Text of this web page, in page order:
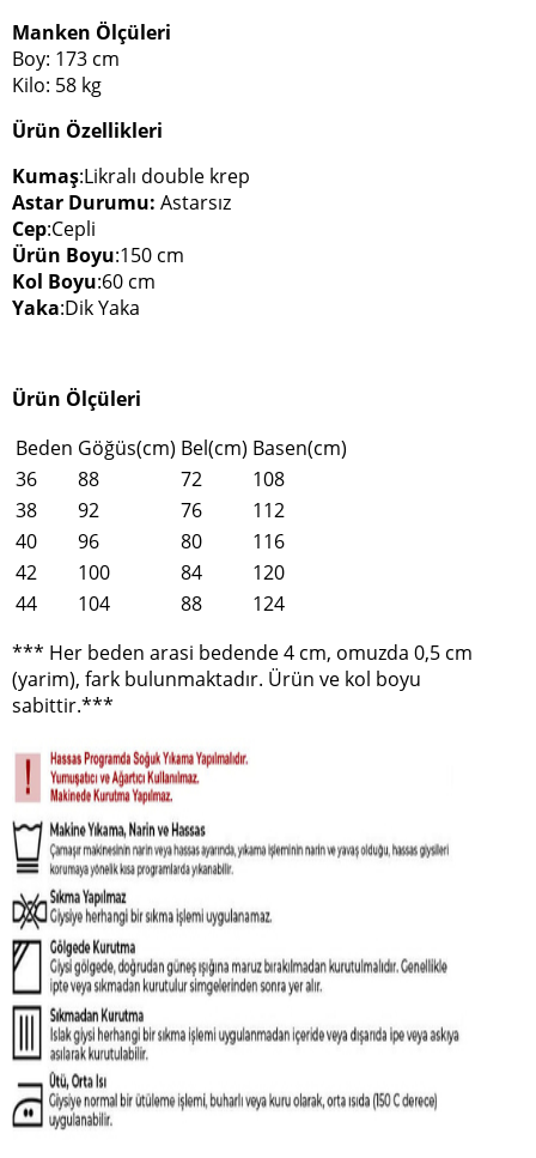
Manken Ölçüleri
Boy: 173 cm
Kilo: 58 kg
Ürün Özellikleri
Kumaş:Likralı double krep
Astar Durumu: Astarsız
Cep:Cepli
Ürün Boyu:150 cm
Kol Boyu:60 cm
Yaka:Dik Yaka
Ürün Ölçüleri
Beden Göğüs(cm) Bel(cm) Basen(cm)
36
88 72
108
38
92 76
112
40
96 80
116
42
100 84
120
44
104 88
124
*** Her beden arasi bedende 4 cm, omuzda 0,5 cm
(yarim), fark bulunmaktadır. Ürün ve kol boyu
sabittir.***